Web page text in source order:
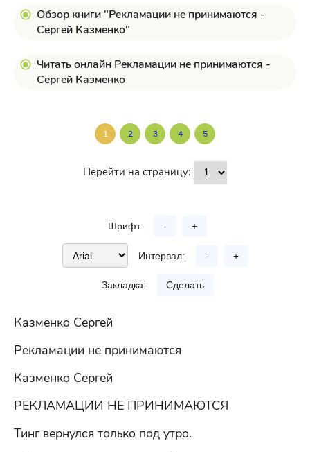
Обзор книги "Рекламации не принимаются -
Сергей Казменко"
Читать онлайн Рекламации не принимаются -
Сергей Казменко
1 2 3 4 5
Перейти на страницу:
Шрифт: - +
Интервал: - +
Закладка: Сделать
Казменко Сергей
Рекламации не принимаются
Казменко Сергей
РЕКЛАМАЦИИ НЕ ПРИНИМАЮТСЯ
Тинг вернулся только под утро.